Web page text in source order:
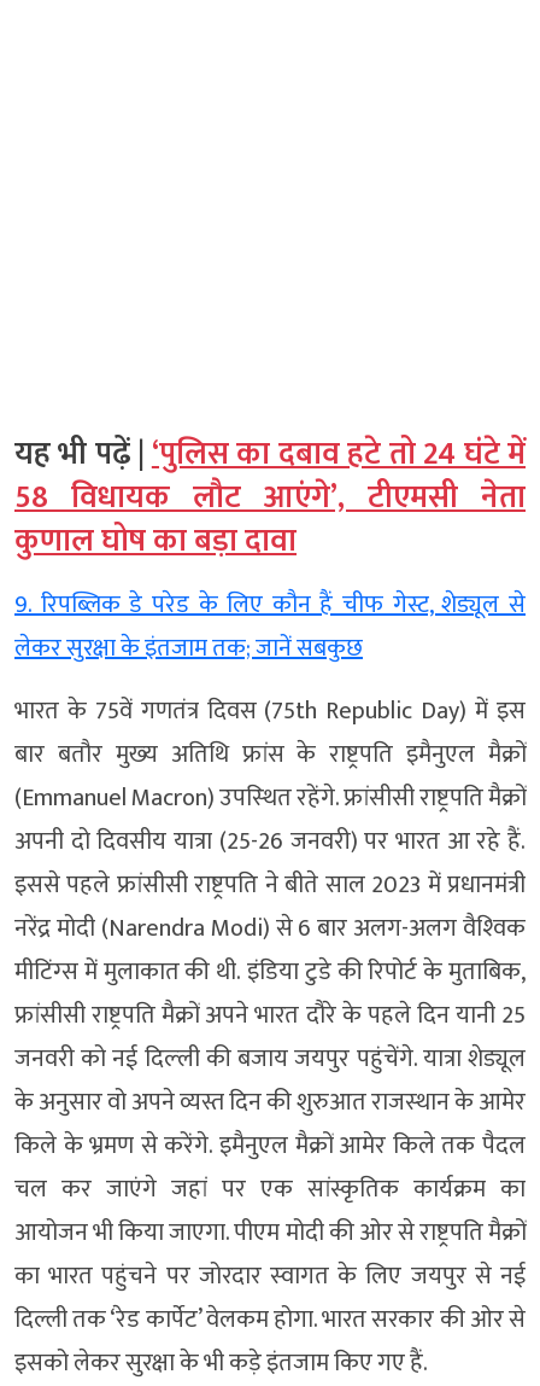
यह भी पढ़ें |‘पुलिस का दबाव हटे तो 24 घंटे में
58 विधायक लौट आएंगे’, टीएमसी नेता
कुणाल घोष का बड़ा दावा
9. रिपब्लिक डे परेड के लिए कौन हैं चीफ गेस्ट, शेड्यूल से
लेकर सुरक्षा के इंतजाम तक; जानें सबकुछ
भारत के 75वें गणतंत्र दिवस (75th Republic Day) में इस
बार बतौर मुख्‍य अत‍िथ‍ि फ्रांस के राष्ट्रपति इमैनुएल मैक्रों
(Emmanuel Macron) उपस्‍थ‍ित रहेंगे. फ्रांसीसी राष्ट्रपति मैक्रों
अपनी दो द‍िवसीय यात्रा (25-26 जनवरी) पर भारत आ रहे हैं.
इससे पहले फ्रांसीसी राष्ट्रपति ने बीते साल 2023 में प्रधानमंत्री
नरेंद्र मोदी (Narendra Modi) से 6 बार अलग-अलग वैश्‍व‍िक
मीट‍िंग्‍स में मुलाकात की थी. इंडिया टुडे की र‍िपोर्ट के मुताब‍िक,
फ्रांसीसी राष्ट्रपति मैक्रों अपने भारत दौरे के पहले द‍िन यानी 25
जनवरी को नई द‍िल्‍ली की बजाय जयपुर पहुंचेंगे. यात्रा शेड्यूल
के अनुसार वो अपने व्यस्त दिन की शुरुआत राजस्‍थान के आमेर
किले के भ्रमण से करेंगे. इमैनुएल मैक्रों आमेर क‍िले तक पैदल
चल कर जाएंगे जहां पर एक सांस्कृतिक कार्यक्रम का
आयोजन भी क‍िया जाएगा. पीएम मोदी की ओर से राष्ट्रपति मैक्रों
का भारत पहुंचने पर जोरदार स्‍वागत के ल‍िए जयपुर से नई
दिल्ली तक ‘रेड कार्पेट’ वेलकम होगा. भारत सरकार की ओर से
इसको लेकर सुरक्षा के भी कड़े इंतजाम क‍िए गए हैं.